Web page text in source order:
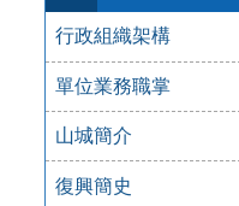
行政組織架構
單位業務職掌
山城簡介
復興簡史